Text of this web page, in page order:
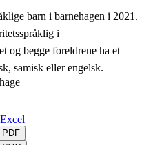
barn i barnehagen i 2021.
i
og begge foreldrene ha et
samisk eller engelsk.
PDF